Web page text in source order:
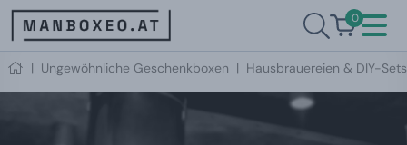
0
| Ungewöhnliche Geschenkboxen | Hausbrauereien & DIY-Sets